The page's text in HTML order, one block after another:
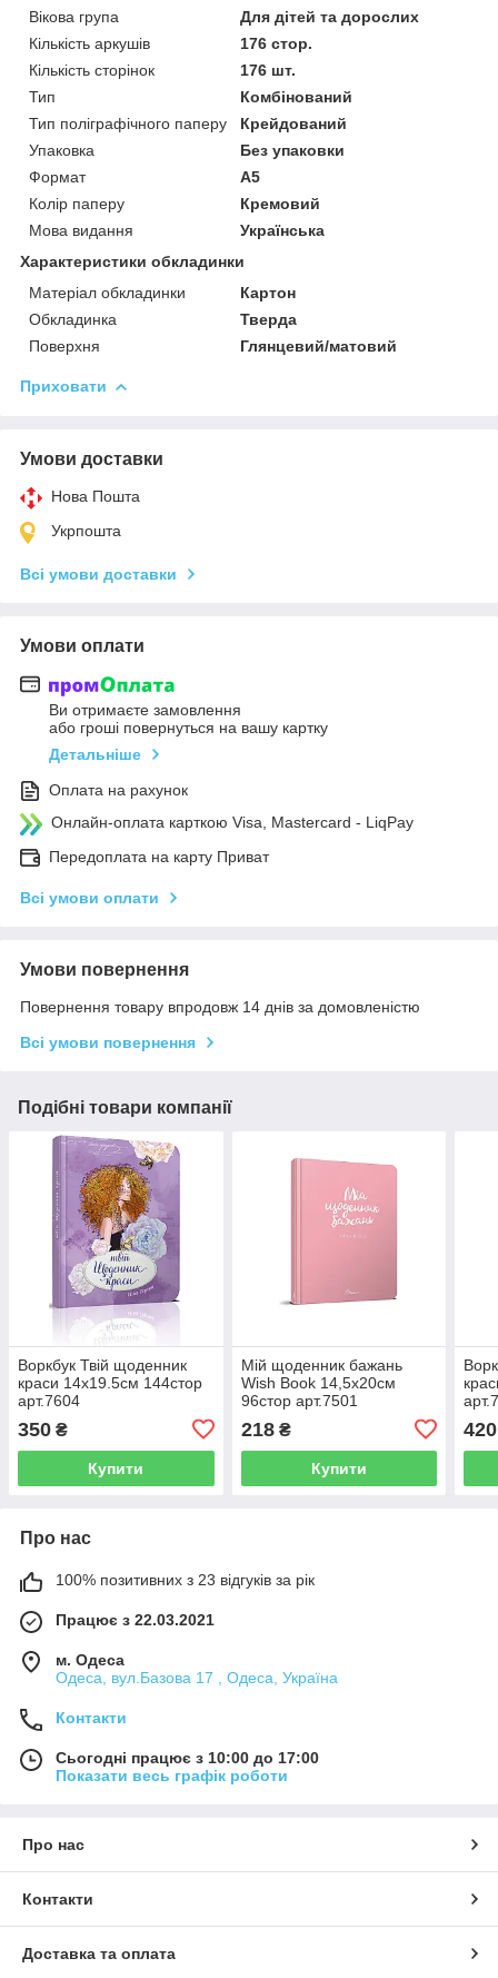
Вікова група
Для дітей та дорослих
Кількість аркушів
176 стор.
Кількість сторінок
176 шт.
Тип
Комбінований
Тип поліграфічного паперу
Крейдований
Упаковка
Без упаковки
Формат
A5
Колір паперу
Кремовий
Мова видання
Українська
Характеристики обкладинки
Матеріал обкладинки
Картон
Обкладинка
Тверда
Поверхня
Глянцевий/матовий
Приховати
Умови доставки
Нова Пошта
Укрпошта
Всі умови доставки
Умови оплати
Ви отримаєте замовлення
або гроші повернуться на вашу картку
Детальніше
Оплата на рахунок
Онлайн-оплата карткою Visa, Mastercard - LiqPay
Передоплата на карту Приват
Всі умови оплати
Умови повернення
Повернення товару впродовж 14 днів за домовленістю
Всі умови повернення
Подібні товари компанії
Воркбук Твій щоденник
краси 14х19.5см 144стор
арт.7604
350 ₴
Купити
Мій щоденник бажань
Wish Book 14,5х20см
96стор арт.7501
218₴
Купити
420
Про нас
100% позитивних з 23 відгуків за рік
Працює з 22.03.2021
м. Одеса
Одеса, вул.Базова 17 , Одеса, Україна
Контакти
Сьогодні працює з 10:00 до 17:00
Показати весь графік роботи
Про нас
Контакти
Доставка та оплата